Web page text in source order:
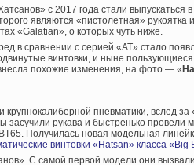
с 2017 года стали выпускаться
являются «пистолетная» рукоятка
«Galatian», о которых чуть ниже.
в сравнении с серией «AT» стало
винтовки, и ныне
похожие изменения, на фото — «
крупнокалиберной пневматики, вслед
засучили рукава и быстренько провели
Получилась новая модельная
винтовки «Hatsan» класса «Big
С самой первой модели они